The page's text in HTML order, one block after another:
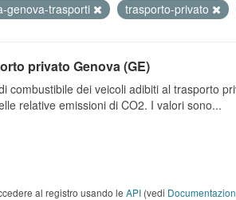
genova-trasporti
trasporto-privato
privato Genova (GE)
combustibile dei veicoli adibiti al trasporto
relative emissioni di CO2. I valori sono...
al registro usando le API (vedi